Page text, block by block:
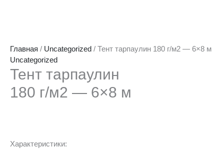
Главная / Uncategorized / Тент тарпаулин 180 г/м2 — 6×8 м
Uncategorized
Тент тарпаулин
180 г/м2 — 6×8 м
Характеристики: